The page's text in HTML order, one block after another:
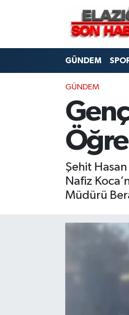
GÜNDEM
GÜNDEM
Şehit
Nafiz
Müdürü
CANLI YAYIN
BİLİM VE TEKNOLOJİ
Merkez Hava Durumu
Merkez Trafik Yoğunluk
Süper Lig Puan Durumu ve
Tüm Manşetler
Son Dakika Haberleri
Haber Arşivi